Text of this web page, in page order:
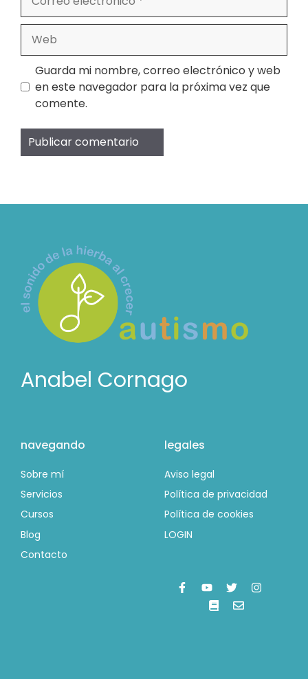
electrónico
Guarda mi nombre, correo electrónico y web
en este navegador para la próxima vez que
comente.
Anabel Cornago
navegando
Sobre mí
Servicios
Cursos
Blog
Contacto
legales
Aviso legal
Política de privacidad
Política de cookies
LOGIN